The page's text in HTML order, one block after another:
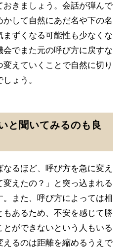
おきましょう。会話が弾んで
して自然にあだ名や下の名
ずくなる可能性も少なくな
会でまた元の呼び方に戻すな
えていくことで自然に切り
ょう。
と聞いてみるのも良
るほど、呼び方を急に変え
えたの？」と突っ込まれる
また、呼び方によっては相
あるため、不安を感じて勝
ができないという人もいる
えるのは距離を縮めるうえで